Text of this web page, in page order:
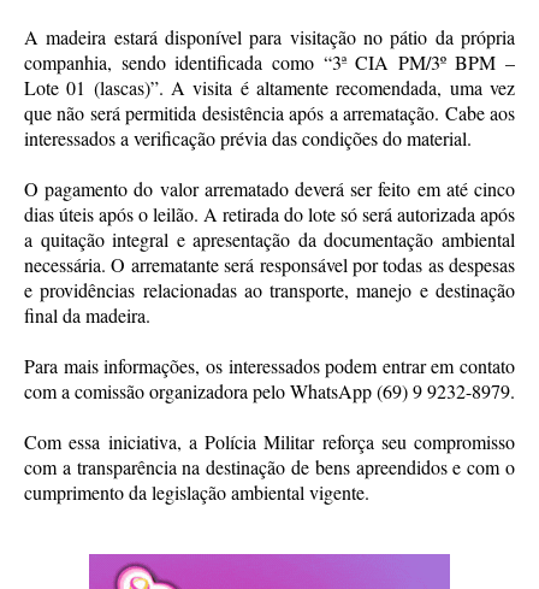
A madeira estará disponível para visitação no pátio da própria
companhia, sendo identificada como “3ª CIA PM/3º BPM –
Lote 01 (lascas)”. A visita é altamente recomendada, uma vez
que não será permitida desistência após a arrematação. Cabe aos
interessados a verificação prévia das condições do material.
O pagamento do valor arrematado deverá ser feito em até cinco
dias úteis após o leilão. A retirada do lote só será autorizada após
a quitação integral e apresentação da documentação ambiental
necessária. O arrematante será responsável por todas as despesas
e providências relacionadas ao transporte, manejo e destinação
final da madeira.
Para mais informações, os interessados podem entrar em contato
com a comissão organizadora pelo WhatsApp (69) 9 9232-8979.
Com essa iniciativa, a Polícia Militar reforça seu compromisso
com a transparência na destinação de bens apreendidos e com o
cumprimento da legislação ambiental vigente.